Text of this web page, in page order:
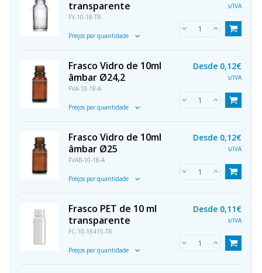
transparente
FV-10-18-TR
Preços por quantidade
s/IVA
Frasco Vidro de 10ml
âmbar Ø24,2
FVA-10-18-A
Preços por quantidade
Desde 0,12€
s/IVA
Frasco Vidro de 10ml
âmbar Ø25
FVAB-10-18-A
Preços por quantidade
Desde 0,12€
s/IVA
Frasco PET de 10 ml
transparente
FC-10-18415-TR
Preços por quantidade
Desde 0,11€
s/IVA